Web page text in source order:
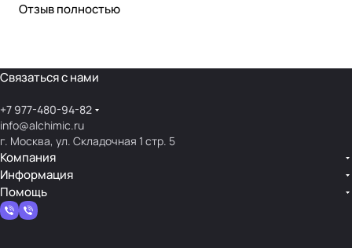
Отзыв полностью
Связаться с нами
+7 977-480-94-82
info@alchimic.ru
г. Москва, ул. Складочная 1 стр. 5
Компания
Информация
Помощь